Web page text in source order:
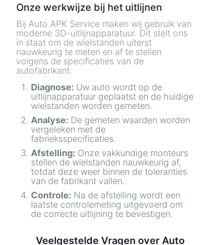
Onze werkwijze bij het uitlijnen
Bij Auto APK Service maken wij gebruik van
moderne 3D-uitlijnapparatuur. Dit stelt ons
in staat om de wielstanden uiterst
nauwkeurig te meten en af te stellen
volgens de specificaties van de
autofabrikant.
Diagnose: Uw auto wordt op de
uitlijnapparatuur geplaatst en de huidige
wielstanden worden gemeten.
Analyse: De gemeten waarden worden
vergeleken met de
fabrieksspecificaties.
Afstelling: Onze vakkundige monteurs
stellen de wielstanden nauwkeurig af,
totdat deze weer binnen de toleranties
van de fabrikant vallen.
Controle: Na de afstelling wordt een
laatste controlemeting uitgevoerd om
de correcte uitlijning te bevestigen.
Veelgestelde Vragen over Auto